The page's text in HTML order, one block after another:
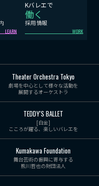
LEARN
Kバレエで
働く
採用情報
WORK
Theater Orchestra Tokyo
劇場を中心として様々な活動を
展開するオーケストラ
TEDDY'S BALLET
[白金]
こころが躍る、楽しいバレエを
Kumakawa Foundation
舞台芸術の振興に寄与する
熊川哲也の財団法人